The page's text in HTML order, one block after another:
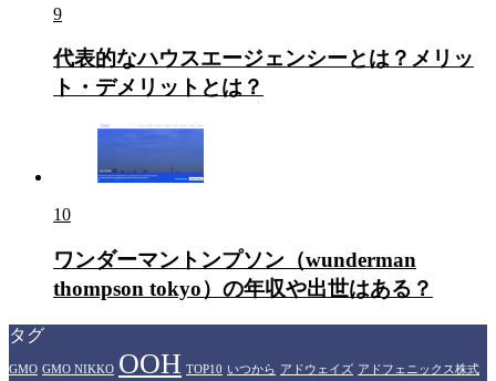
9
代表的なハウスエージェンシーとは？メリッ
ト・デメリットとは？
10
ワンダーマントンプソン（wunderman
thompson tokyo）の年収や出世はある？
タグ
GMO GMO NIKKO OOH TOP10 いつから アドウェイズ アドフェニックス株式